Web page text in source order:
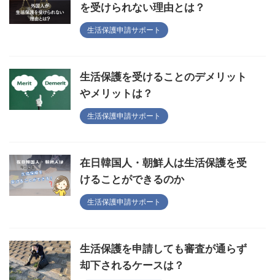
を受けられない理由とは？
生活保護申請サポート
生活保護を受けることのデメリット
やメリットは？
生活保護申請サポート
在日韓国人・朝鮮人は生活保護を受
けることができるのか
生活保護申請サポート
生活保護を申請しても審査が通らず
却下されるケースは？